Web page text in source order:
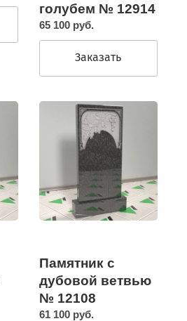
голубем № 12914
65 100 руб.
Заказать
Памятник с
дубовой ветвью
№ 12108
61 100 руб.